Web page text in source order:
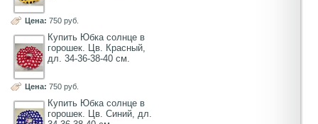
Цена: 750 руб.
Купить Юбка солнце в
горошек. Цв. Красный,
дл. 34-36-38-40 см.
Цена: 750 руб.
Купить Юбка солнце в
горошек. Цв. Синий, дл.